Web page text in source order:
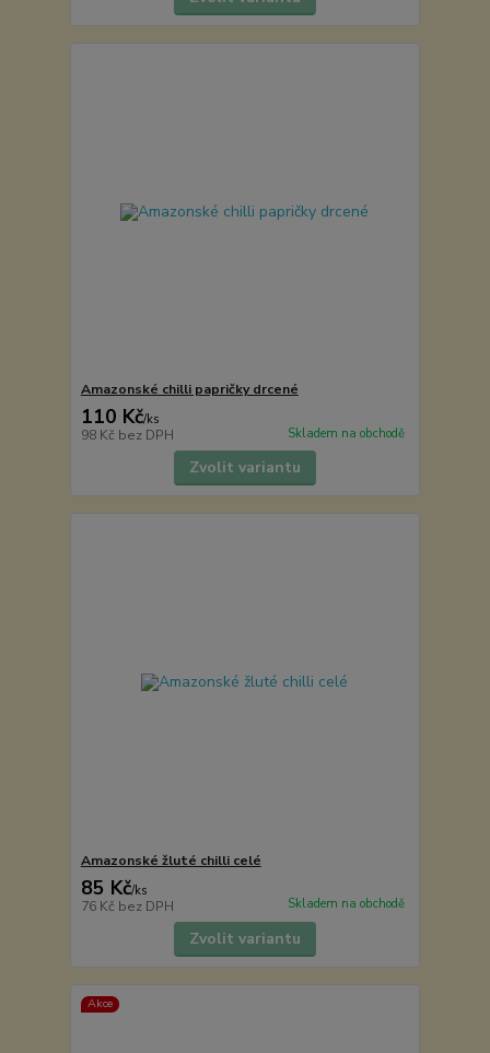
Amazonské chilli papričky drcené
110 Kč/ks
98 Kč bez DPH Skladem na obchodě
Zvolit variantu
Amazonské žluté chilli celé
85 Kč/ks
76 Kč bez DPH Skladem na obchodě
Zvolit variantu
Akce